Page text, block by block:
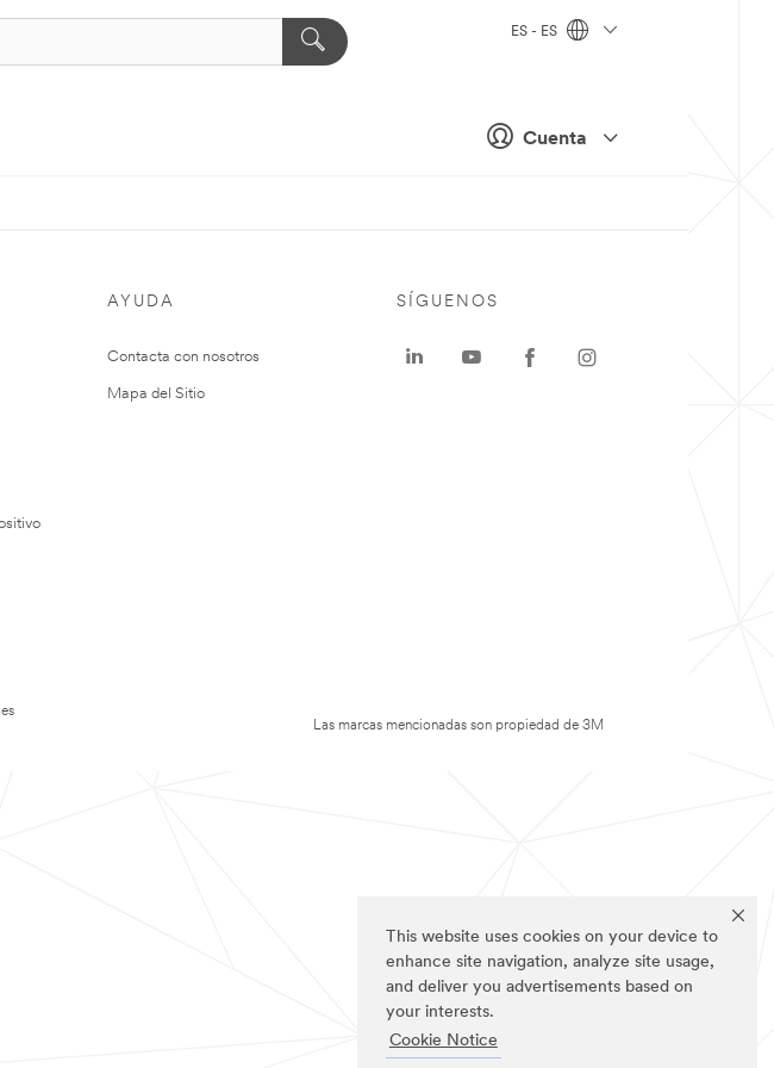
This website uses cookies on your device to
enhance site navigation, analyze site usage,
and deliver you advertisements based on
your interests.
Cookie Notice
Cuenta
ES - ES
AYUDA
Contacta con nosotros
Mapa del Sitio
SÍGUENOS
Las marcas mencionadas son propiedad de 3M